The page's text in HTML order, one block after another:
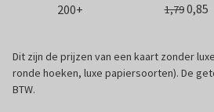
200+
1,790,85
Dit zijn de prijzen van een kaart zonder
ronde hoeken, luxe papiersoorten). De
BTW.